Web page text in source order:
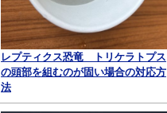
レプティクス恐竜 トリケラトプス
の頭部を組むのが固い場合の対応方
法